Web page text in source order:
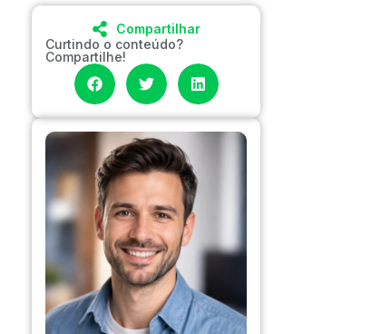
Compartilhar
Curtindo o conteúdo?
Compartilhe!